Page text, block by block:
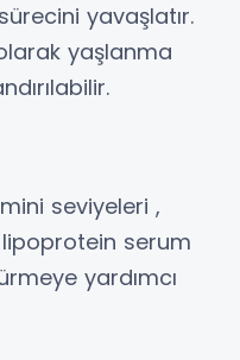
yavaşlatır.
yaşlanma
seviyeleri ,
serum
yardımcı